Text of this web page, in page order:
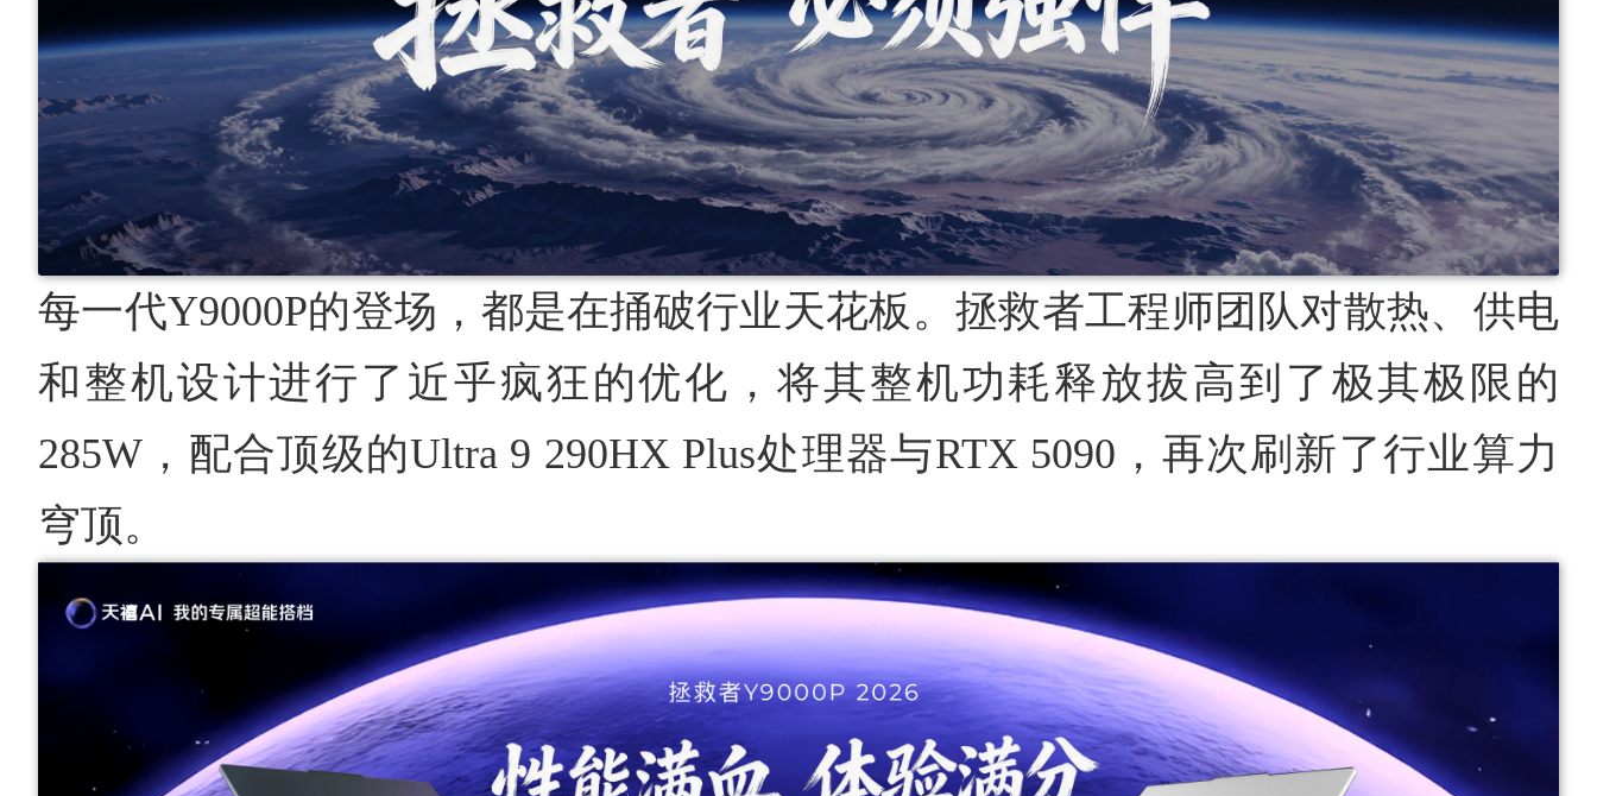
每一代Y9000P的登场，都是在捅破行业天花板。拯救者工程师团队对散热、供电
和整机设计进行了近乎疯狂的优化，将其整机功耗释放拔高到了极其极限的
285W，配合顶级的Ultra 9 290HX Plus处理器与RTX 5090，再次刷新了行业算力
穹顶。